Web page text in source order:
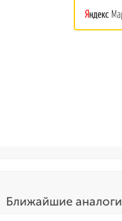
Ближайшие аналоги